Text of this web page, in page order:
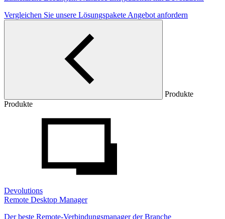
Vergleichen Sie unsere Lösungspakete Angebot anfordern
Produkte
Produkte
Devolutions
Remote Desktop Manager
Der beste Remote-Verbindungsmanager der Branche